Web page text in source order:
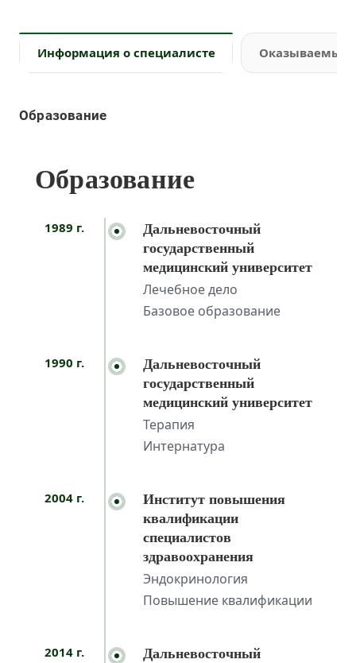
Информация о специалисте Оказываемые
Образование
Образование
1989 г.
Дальневосточный
государственный
медицинский университет
Лечебное дело
Базовое образование
1990 г.
Дальневосточный
государственный
медицинский университет
Терапия
Интернатура
2004 г.
Институт повышения
квалификации
специалистов
здравоохранения
Эндокринология
Повышение квалификации
2014 г.
Дальневосточный